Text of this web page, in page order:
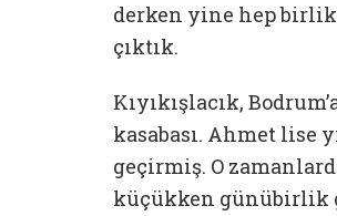
derken yine hep
çıktık.
Kıyıkışlacık,
kasabası. Ahmet lise
geçirmiş. O
küçükken günübirlik